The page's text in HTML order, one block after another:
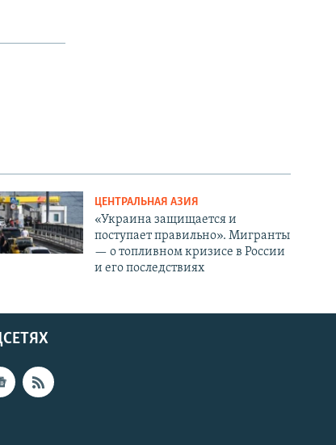
ЦЕНТРАЛЬНАЯ АЗИЯ
«Украина защищается и
поступает правильно». Мигранты
— о топливном кризисе в России
и его последствиях